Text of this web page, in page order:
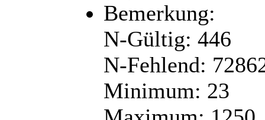
Bemerkung:
N-Gültig: 446
N-Fehlend:
Minimum: 23